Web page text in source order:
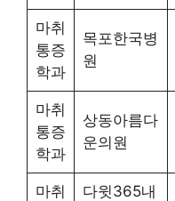
마취
통증
학과
목포한국병
원
마취
통증
학과
상동아름다
운의원
마취
다윗365내